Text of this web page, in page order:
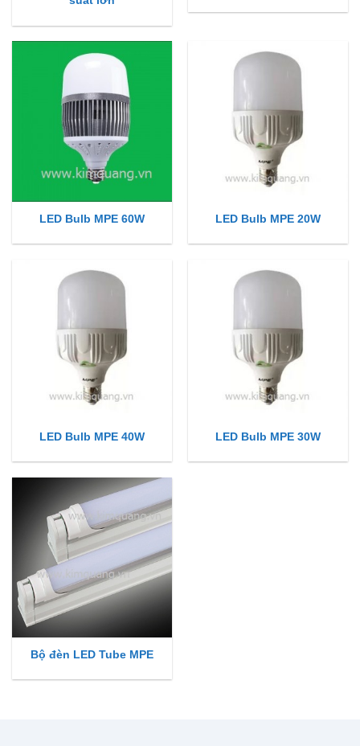
LED Bulb MPE 60W LED Bulb MPE 20W
LED Bulb MPE 40W LED Bulb MPE 30W
Bộ đèn LED Tube MPE